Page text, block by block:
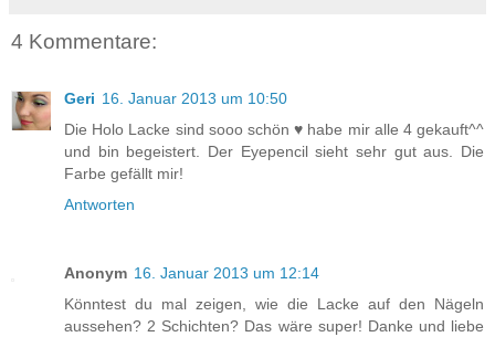
4 Kommentare:
Geri 16. Januar 2013 um 10:50
Die Holo Lacke sind sooo schön ♥ habe mir alle 4 gekauft^^
und bin begeistert. Der Eyepencil sieht sehr gut aus. Die
Farbe gefällt mir!
Antworten
Anonym 16. Januar 2013 um 12:14
Könntest du mal zeigen, wie die Lacke auf den Nägeln
aussehen? 2 Schichten? Das wäre super! Danke und liebe